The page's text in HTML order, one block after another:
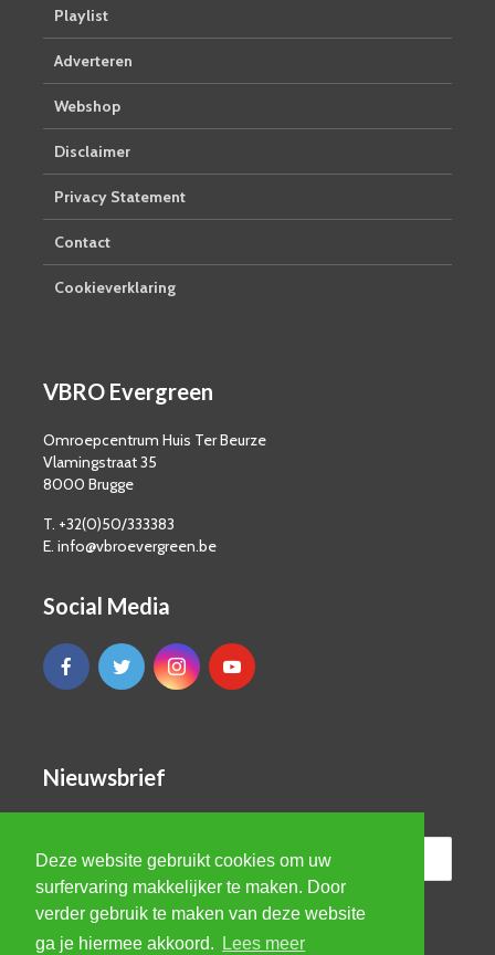
Deze website gebruikt cookies om uw
surfervaring makkelijker te maken. Door
verder gebruik te maken van deze website
ga je hiermee akkoord.
Lees meer
Playlist
Adverteren
Webshop
Disclaimer
Privacy Statement
Contact
Cookieverklaring
VBRO Evergreen
Omroepcentrum Huis Ter Beurze
Vlamingstraat 35
8000 Brugge
T. +32(0)50/333383
E. info@vbroevergreen.be
Social Media
Nieuwsbrief